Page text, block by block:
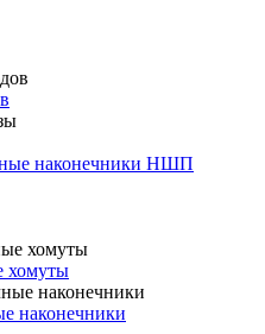
наконечники НШП
хомуты
наконечники